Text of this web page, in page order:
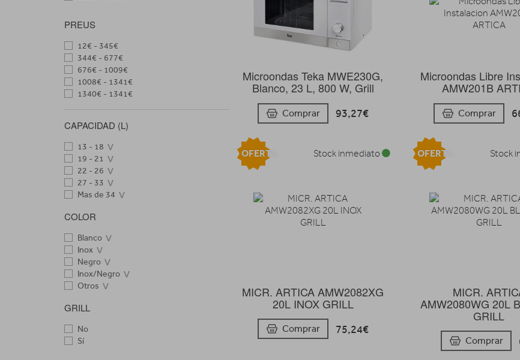
FRANKE
HISENSE
HOOVER
INDESIT
LG
NEVIR
PANASONIC
SIEMENS
SMEG
SOGO
STOKER
TEKA
WHIRLPOOL
PREUS
12€ - 345€
344€ - 677€
676€ - 1009€
1008€ - 1341€
1340€ - 1341€
CAPACIDAD (L)
13 - 18
19 - 21
22 - 26
27 - 33
Mas de 34
COLOR
Blanco
Inox
Negro
Inox/Negro
Otros
GRILL
No
Sí
Microondas Teka MWE230G,
Blanco, 23 L, 800 W, Grill
Comprar 93,27€
Microondas Libre
AMW201B
Comprar
MICR. ARTICA AMW2082XG
20L INOX GRILL
Comprar 75,24€
Stock inmediato
OFERTA
MICR.
AMW2080WG 20L
GRILL
Comprar
Stock
OFERTA